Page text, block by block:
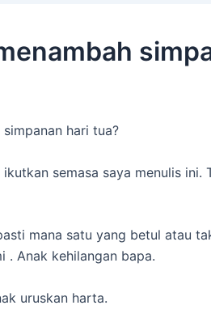
hari tua?
semasa saya menulis ini.
mana satu yang betul atau
. Anak kehilangan bapa.
uruskan harta.